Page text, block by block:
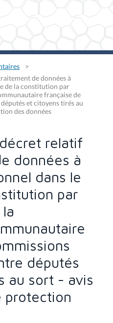
de données à
de la constitution par
française de
et citoyens tirés au
des données
relatif
données à
dans le
par
députés
au sort - avis
protection